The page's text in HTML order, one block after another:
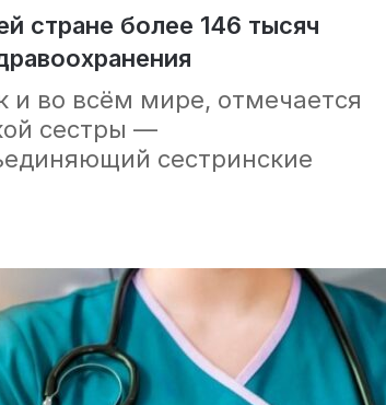
стране более 146 тысяч
и во всём мире, отмечается
сестры —
сестринские